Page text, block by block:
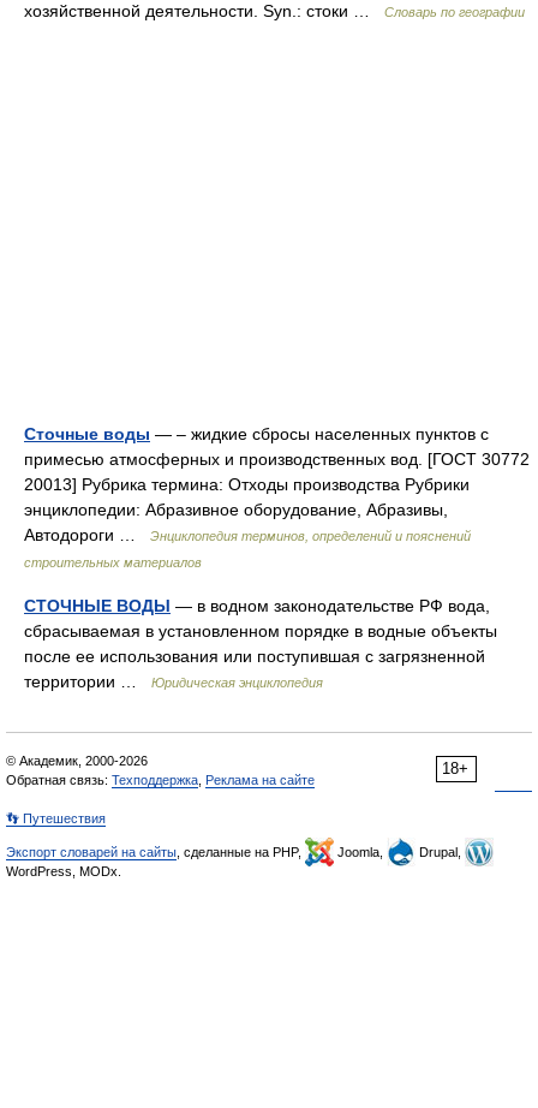
хозяйственной деятельности. Syn.: стоки …
Словарь по географии
Сточные воды — – жидкие сбросы населенных пунктов с
примесью атмосферных и производственных вод. [ГОСТ 30772
20013] Рубрика термина: Отходы производства Рубрики
энциклопедии: Абразивное оборудование, Абразивы,
Автодороги …
Энциклопедия терминов, определений и пояснений
строительных материалов
СТОЧНЫЕ ВОДЫ — в водном законодательстве РФ вода,
сбрасываемая в установленном порядке в водные объекты
после ее использования или поступившая с загрязненной
территории …
Юридическая энциклопедия
18+
© Академик, 2000-2026
Обратная связь: Техподдержка Реклама на сайте
👣 Путешествия
Экспорт словарей на сайты , сделанные на PHP, Joomla,
Drupal,
WordPress, MODx.